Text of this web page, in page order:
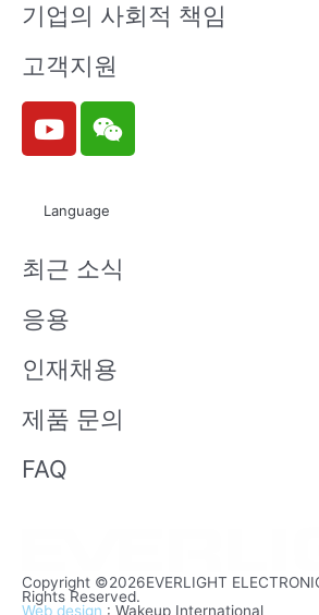
기업의 사회적 책임
고객지원
Y
o
u
e
W
e
i
n
Language
최근 소식
응용
인재채용
제품 문의
FAQ
Copyright ©2026EVERLIGHT
Rights Reserved.
Web design : Wakeup International